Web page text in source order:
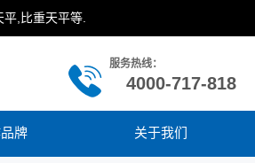
,比重天平等.
服务热线：
4000-717-818
牌 关于我们